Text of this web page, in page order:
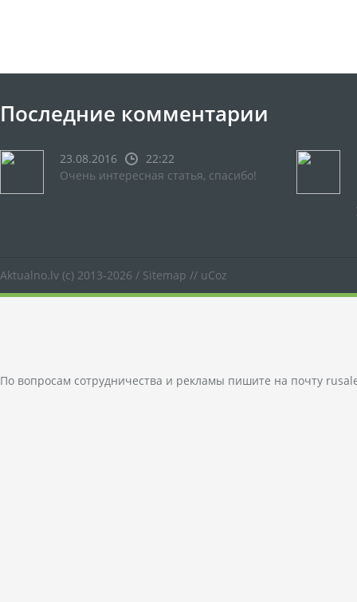
Последние комментарии
23.08.2016
22:22
Очень интересная статья, спасибо!
Aktualno.lv (c) 2013-2026 / Sitemap // uCoz
По вопросам сотрудничества и рекламы пишите на почту